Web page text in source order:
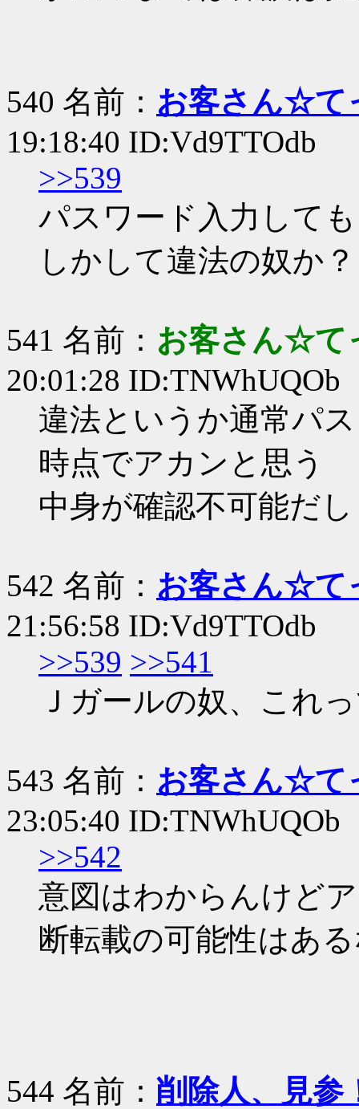
540 名前： お客さん☆て
19:18:40 ID:Vd9TTOdb
>>539
パスワード入力して
しかして違法の奴か？
541 名前： お客さん☆て
20:01:28 ID:TNWhUQOb
違法というか通常パ
時点でアカンと思う
中身が確認不可能だし
542 名前： お客さん☆て
21:56:58 ID:Vd9TTOdb
>>539 >>541
Ｊガールの奴、これ
543 名前： お客さん☆て
23:05:40 ID:TNWhUQOb
>>542
意図はわからんけど
断転載の可能性はあ
544 名前： 削除人、見参